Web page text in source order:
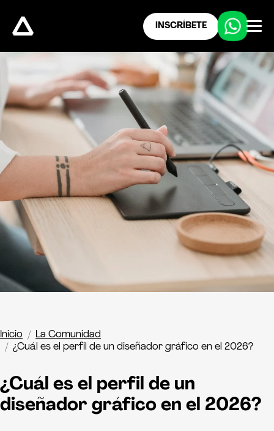
INSCRÍBETE
Inicio
La Comunidad
¿Cuál es el perfil de un diseñador gráfico en el 2026?
¿Cuál es el perfil de un
diseñador gráfico en el 2026?